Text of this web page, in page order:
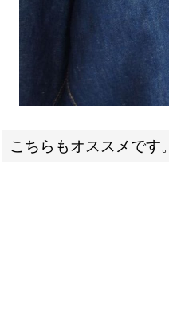
こちらもオススメです。